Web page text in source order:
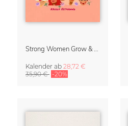
Strong Women Grow & Bloom Kalender 2027
Kalender ab 28,72 €
35,90 € -20%